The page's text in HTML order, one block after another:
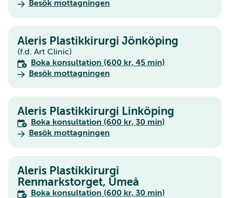
Besök mottagningen
Aleris Plastikkirurgi Jönköping
(f.d. Art Clinic)
Boka konsultation (600 kr, 45 min)
Besök mottagningen
Aleris Plastikkirurgi Linköping
Boka konsultation (600 kr, 30 min)
Besök mottagningen
Aleris Plastikkirurgi
Renmarkstorget, Umeå
Boka konsultation (600 kr, 30 min)